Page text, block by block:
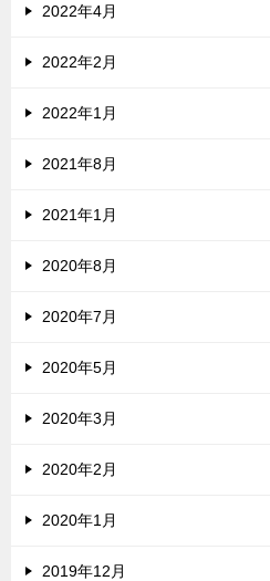
2022年4月
2022年2月
2022年1月
2021年8月
2021年1月
2020年8月
2020年7月
2020年5月
2020年3月
2020年2月
2020年1月
2019年12月